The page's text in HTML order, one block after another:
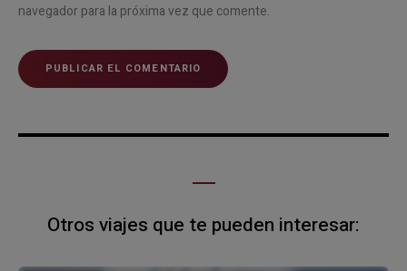
navegador para la próxima vez que comente.
Otros viajes que te pueden interesar: